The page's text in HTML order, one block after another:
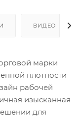
ВИДЕО
марки
плотности
рабочей
изысканная
для